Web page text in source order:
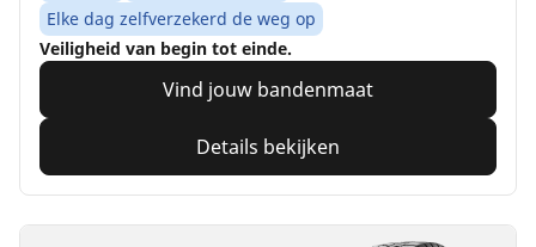
Elke dag zelfverzekerd de weg op
Veiligheid van begin tot einde.
Vind jouw bandenmaat
Details bekijken